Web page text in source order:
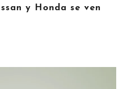
y Honda se ven